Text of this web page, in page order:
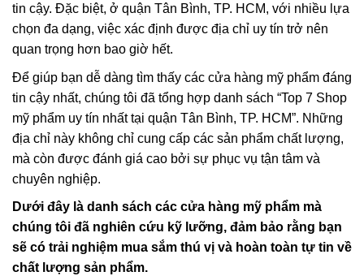
tin cậy. Đặc biệt, ở quận Tân Bình, TP. HCM, với nhiều lựa
chọn đa dạng, việc xác định được địa chỉ uy tín trở nên
quan trọng hơn bao giờ hết.
Để giúp bạn dễ dàng tìm thấy các cửa hàng mỹ phẩm đáng
tin cậy nhất, chúng tôi đã tổng hợp danh sách “Top 7 Shop
mỹ phẩm uy tín nhất tại quận Tân Bình, TP. HCM”. Những
địa chỉ này không chỉ cung cấp các sản phẩm chất lượng,
mà còn được đánh giá cao bởi sự phục vụ tận tâm và
chuyên nghiệp.
Dưới đây là danh sách các cửa hàng mỹ phẩm mà
chúng tôi đã nghiên cứu kỹ lưỡng, đảm bảo rằng bạn
sẽ có trải nghiệm mua sắm thú vị và hoàn toàn tự tin về
chất lượng sản phẩm.